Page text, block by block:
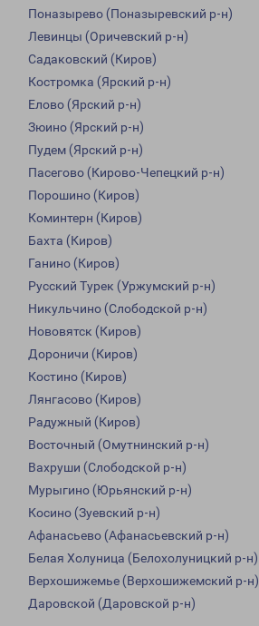
Поназырево (Поназыревский р-н)
Левинцы (Оричевский р-н)
Садаковский (Киров)
Костромка (Ярский р-н)
Елово (Ярский р-н)
Зюино (Ярский р-н)
Пудем (Ярский р-н)
Пасегово (Кирово-Чепецкий р-н)
Порошино (Киров)
Коминтерн (Киров)
Бахта (Киров)
Ганино (Киров)
Русский Турек (Уржумский р-н)
Никульчино (Слободской р-н)
Нововятск (Киров)
Дороничи (Киров)
Костино (Киров)
Лянгасово (Киров)
Радужный (Киров)
Восточный (Омутнинский р-н)
Вахруши (Слободской р-н)
Мурыгино (Юрьянский р-н)
Косино (Зуевский р-н)
Афанасьево (Афанасьевский р-н)
Белая Холуница (Белохолуницкий р-н)
Верхошижемье (Верхошижемский р-н)
Даровской (Даровской р-н)